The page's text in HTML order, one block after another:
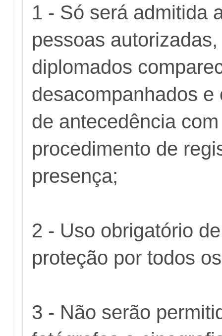
1 - Só será admitida
pessoas
diplomados
desacompanhados e
de antecedência
procedimento de
presença;
2 - Uso obrigatório
proteção por todos
3 - Não serão